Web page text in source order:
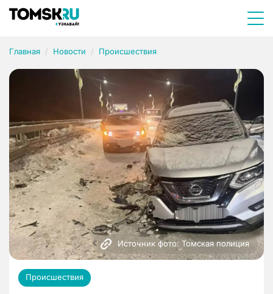
Главная Новости Происшествия
Источник фото: Томская полиция
Происшествия